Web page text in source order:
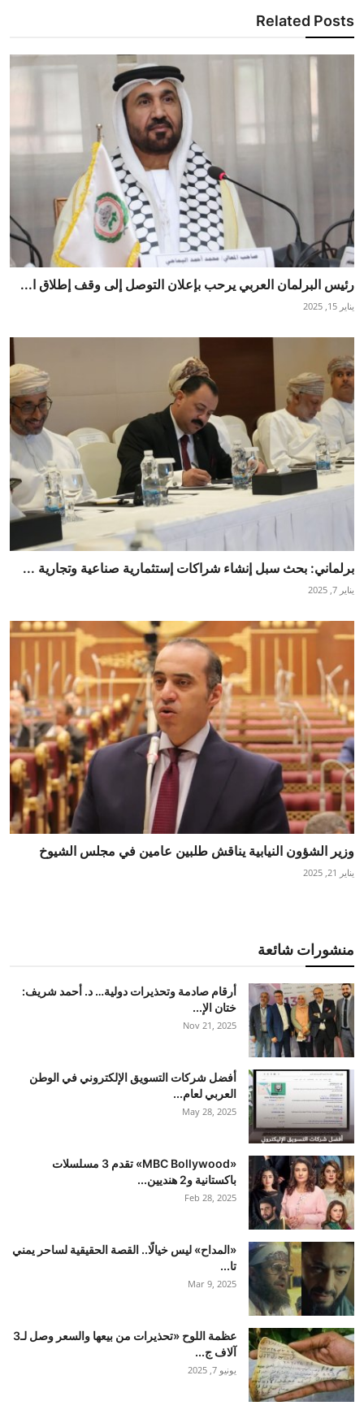
Related Posts
رئيس البرلمان العربي يرحب بإعلان التوصل إلى وقف إطلاق ا...
يناير 15, 2025
برلماني: بحث سبل إنشاء شراكات إستثمارية صناعية وتجارية ...
يناير 7, 2025
وزير الشؤون النيابية يناقش طلبين عامين في مجلس الشيوخ
يناير 21, 2025
منشورات شائعة
أرقام صادمة وتحذيرات دولية… د. أحمد شريف:
ختان الإ...
Nov 21, 2025
أفضل شركات التسويق الإلكتروني في الوطن
العربي لعام...
May 28, 2025
«MBC Bollywood» تقدم 3 مسلسلات
باكستانية و2 هنديين...
Feb 28, 2025
«المداح» ليس خيالًا.. القصة الحقيقية لساحر يمني
تا...
Mar 9, 2025
عظمة اللوح «تحذيرات من بيعها والسعر وصل لـ3
آلاف ج...
يونيو 7, 2025